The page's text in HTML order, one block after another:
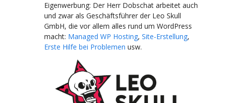
Eigenwerbung: Der Herr Dobschat arbeitet auch
und zwar als Geschäftsführer der Leo Skull
GmbH, die vor allem alles rund um WordPress
macht: Managed WP Hosting, Site-Erstellung,
Erste Hilfe bei Problemen usw.